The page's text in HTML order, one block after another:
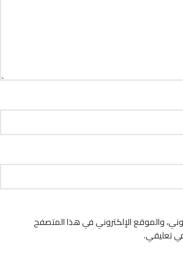
والموقع الإلكتروني في هذا المتصفح
تعليقي.